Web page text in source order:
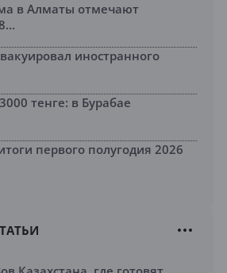
в Алматы отмечают
иностранного
тенге: в Бурабае
первого полугодия 2026